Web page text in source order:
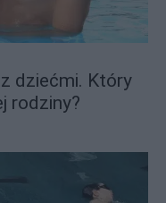
dziećmi. Który
rodziny?